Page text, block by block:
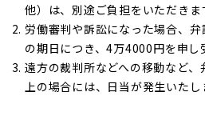
他）は、別途ご負担をいただきま
労働審判や訴訟になった場合、
の期日につき、4万4000円を申し
遠方の裁判所などへの移動など
上の場合には、日当が発生いたし